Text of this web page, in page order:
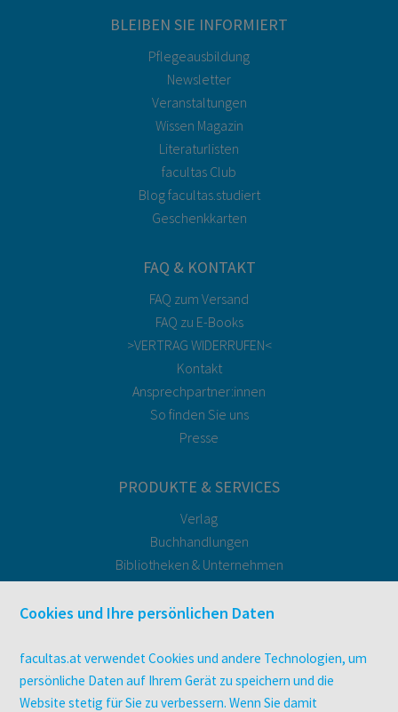
BLEIBEN SIE INFORMIERT
Pflegeausbildung
Newsletter
Veranstaltungen
Wissen Magazin
Literaturlisten
facultas Club
Blog facultas.studiert
Geschenkkarten
FAQ & KONTAKT
FAQ zum Versand
FAQ zu E-Books
>VERTRAG WIDERRUFEN<
Kontakt
Ansprechpartner:innen
So finden Sie uns
Presse
PRODUKTE & SERVICES
Verlag
Buchhandlungen
Bibliotheken & Unternehmen
facultas Bindeservice
Druckerei facultas druckt.
Zeitschriften
Digitale Angebote
Cookies und Ihre persönlichen Daten
facultas.at verwendet Cookies und andere Technologien, um
persönliche Daten auf Ihrem Gerät zu speichern und die
Website stetig für Sie zu verbessern. Wenn Sie damit